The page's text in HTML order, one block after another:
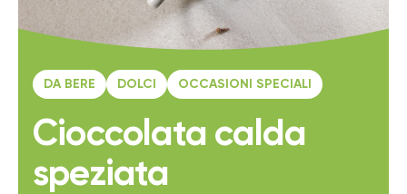
DA BERE DOLCI OCCASIONI SPECIALI
Cioccolata calda
speziata